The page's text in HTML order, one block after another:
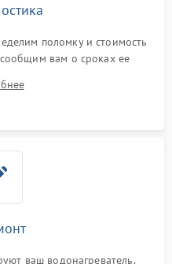
поломку и стоимость
вам о сроках ее
ваш водонагреватель.